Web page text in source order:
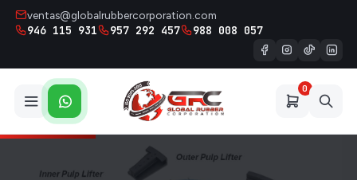
ventas@globalrubbercorporation.com
946 115 931 957 292 457 988 008 057
0